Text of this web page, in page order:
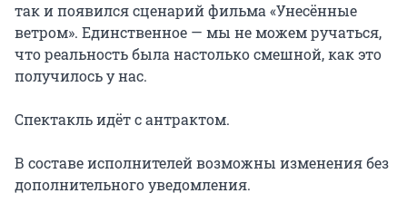
так и появился сценарий фильма «Унесённые
ветром». Единственное — мы не можем ручаться,
что реальность была настолько смешной, как это
получилось у нас.
Спектакль идёт с антрактом.
В составе исполнителей возможны изменения без
дополнительного уведомления.